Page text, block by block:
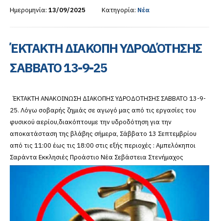
Ημερομηνία: 13/09/2025 Κατηγορία: Νέα
ΈΚΤΑΚΤΗ ΔΙΑΚΟΠΗ ΥΔΡΟΔΌΤΗΣΗΣ
ΣΑΒΒΑΤΟ 13-9-25
ΈΚΤΑΚΤΗ ΑΝΑΚΟΙΝΩΣΗ ΔΙΑΚΟΠΗΣ ΥΔΡΟΔΟΤΗΣΗΣ ΣΑΒΒΑΤΟ 13-9-
25. Λόγω σοβαρής ζημιάς σε αγωγό μας από τις εργασίες του
φυσικού αερίου,διακόπτουμε την υδροδότηση για την
αποκατάσταση της βλάβης σήμερα, Σάββατο 13 Σεπτεμβρίου
από τις 11:00 έως τις 18:00 στις εξής περιοχές : Αμπελόκηποι
Σαράντα Εκκλησιές Προάστιο Νέα Σεβάστεια Στενήμαχος